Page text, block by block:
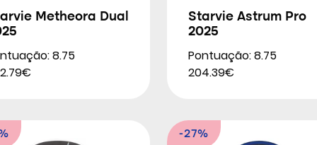
Metheora Dual
8.75
Starvie Astrum Pro
2025
Pontuação: 8.75
204.39€
-27%